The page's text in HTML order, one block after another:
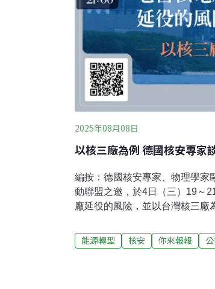
2025年08月08日
以核三廠為例 德國核安專家
編按：德國核安專家、物理學家
動聯盟之邀，於4日（三）19～
廠延役的風險，並以台灣核三廠
現貝克的演講，內容經口譯翻譯
完整呈現貝克的原意。今天的報
能源轉型 核安 你來報報